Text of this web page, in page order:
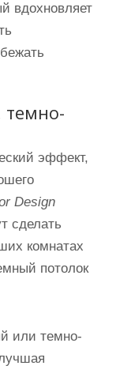
вдохновляет
эффект,
Design
сделать
комнатах
потолок
или темно-